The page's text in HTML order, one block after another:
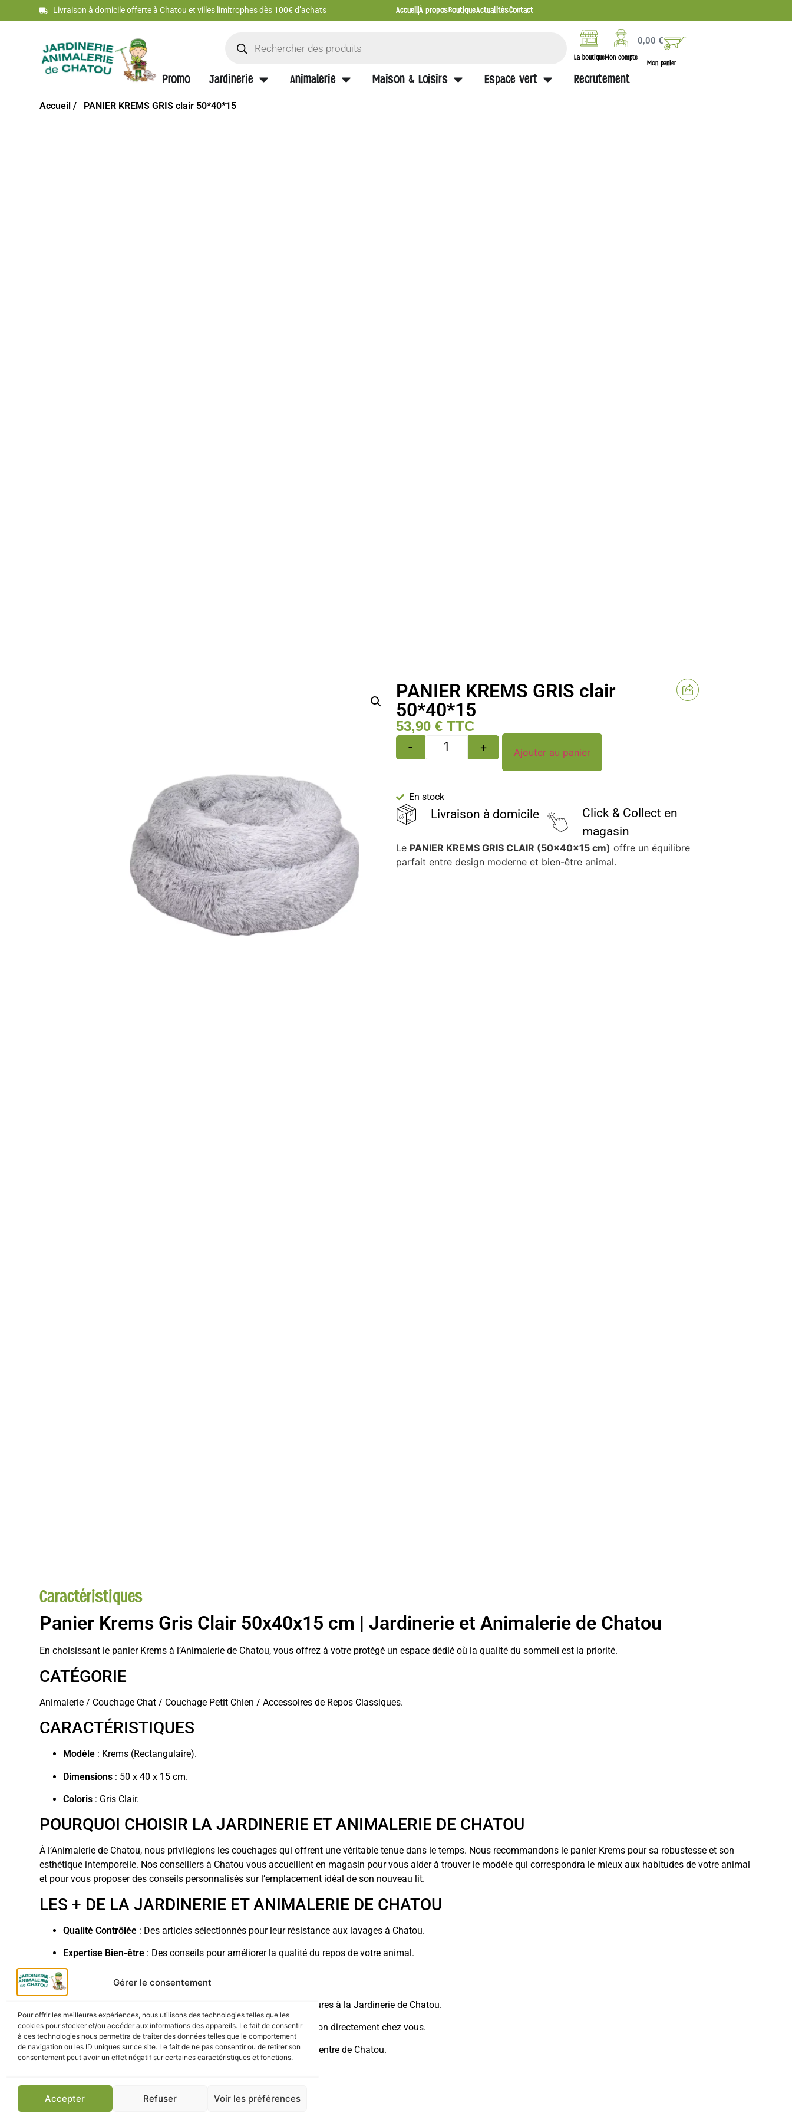
Gérer le consentement
Pour offrir les meilleures expériences, nous utilisons des technologies telles que les
cookies pour stocker et/ou accéder aux informations des appareils. Le fait de consentir
à ces technologies nous permettra de traiter des données telles que le comportement
de navigation ou les ID uniques sur ce site. Le fait de ne pas consentir ou de retirer son
consentement peut avoir un effet négatif sur certaines caractéristiques et fonctions.
Accepter Refuser Voir les préférences
Livraison à domicile offerte à Chatou et villes limitrophes dès 100€ d’achats AccueilÀ proposBoutiqueActualitésContact
La boutiqueMon compte
0,00€
Mon panier
Promo Jardinerie Animalerie Maison & Loisirs Espace vert Recrutement
Accueil / PANIER KREMS GRIS clair 50*40*15
PANIER KREMS GRIS clair
50*40*15
53,90 €TTC
- + Ajouter au panier
En stock
Livraison à domicile
Click & Collect en
magasin
Le PANIER KREMS GRIS CLAIR (50x40x15 cm) offre un équilibre
parfait entre design moderne et bien-être animal.
Caractéristiques
Panier Krems Gris Clair 50x40x15 cm | Jardinerie et Animalerie de Chatou
En choisissant le panier Krems à l’Animalerie de Chatou, vous offrez à votre protégé un espace dédié où la qualité du sommeil est la priorité.
CATÉGORIE
Animalerie / Couchage Chat / Couchage Petit Chien / Accessoires de Repos Classiques.
CARACTÉRISTIQUES
Modèle : Krems (Rectangulaire).
Dimensions : 50 x 40 x 15 cm.
Coloris : Gris Clair.
POURQUOI CHOISIR LA JARDINERIE ET ANIMALERIE DE CHATOU
À l’Animalerie de Chatou, nous privilégions les couchages qui offrent une véritable tenue dans le temps. Nous recommandons le panier Krems pour sa robustesse et son
esthétique intemporelle. Nos conseillers à Chatou vous accueillent en magasin pour vous aider à trouver le modèle qui correspondra le mieux aux habitudes de votre animal
et pour vous proposer des conseils personnalisés sur l’emplacement idéal de son nouveau lit.
LES + DE LA JARDINERIE ET ANIMALERIE DE CHATOU
Qualité Contrôlée : Des articles sélectionnés pour leur résistance aux lavages à Chatou.
Expertise Bien-être : Des conseils pour améliorer la qualité du repos de votre animal.
LIVRAISON ET RETRAIT
: Récupérez votre panier Krems en 2 heures à la Jardinerie de Chatou.
Livraison Rapide: Recevez les accessoires de votre compagnon directement chez vous.
Parking Gratuit: Accès facile pour vos achats animalerie au centre de Chatou.